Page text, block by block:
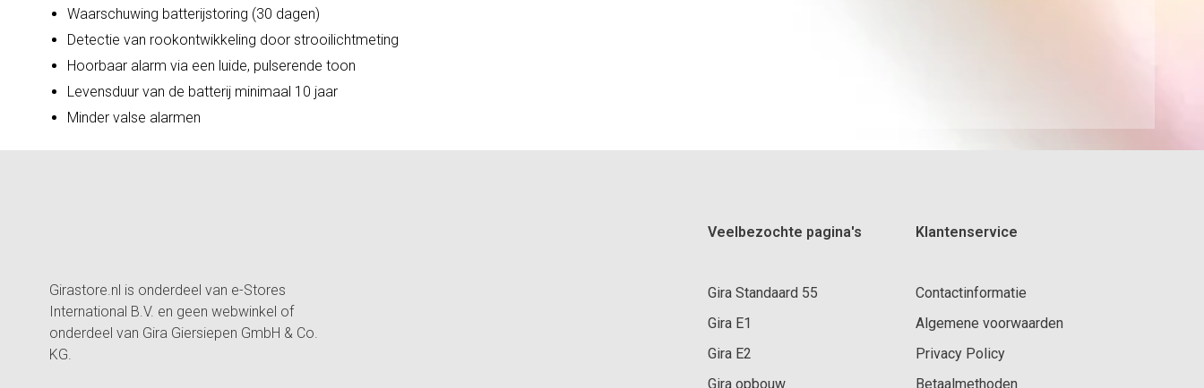
Waarschuwing batterijstoring (30 dagen)
Detectie van rookontwikkeling door strooilichtmeting
Hoorbaar alarm via een luide, pulserende toon
Levensduur van de batterij minimaal 10 jaar
Minder valse alarmen
Girastore.nl is onderdeel van e-Stores
International B.V. en geen webwinkel of
onderdeel van Gira Giersiepen GmbH & Co.
KG.
Veelbezochte pagina's
Gira Standaard 55
Gira E1
Gira E2
Gira opbouw
Klantenservice
Contactinformatie
Algemene voorwaarden
Privacy Policy
Betaalmethoden